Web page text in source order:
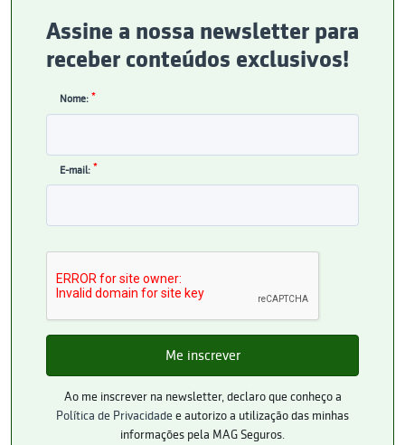
Assine a nossa newsletter para
receber conteúdos exclusivos!
Nome: *
E-mail: *
Ao me inscrever na newsletter, declaro que conheço a
Política de Privacidade e autorizo a utilização das minhas
informações pela MAG Seguros.